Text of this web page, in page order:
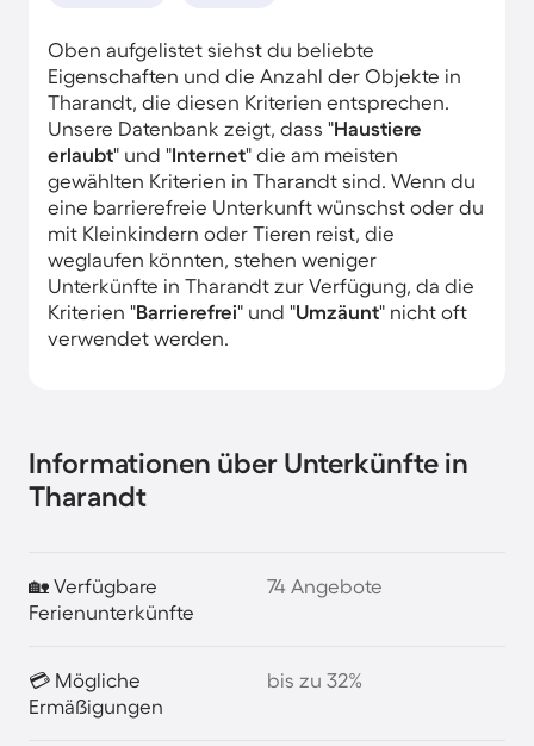
Oben aufgelistet siehst du beliebte
Eigenschaften und die Anzahl der Objekte in
Tharandt, die diesen Kriterien entsprechen.
Unsere Datenbank zeigt, dass "Haustiere
erlaubt" und "Internet" die am meisten
gewählten Kriterien in Tharandt sind. Wenn du
eine barrierefreie Unterkunft wünschst oder du
mit Kleinkindern oder Tieren reist, die
weglaufen könnten, stehen weniger
Unterkünfte in Tharandt zur Verfügung, da die
Kriterien "Barrierefrei" und "Umzäunt" nicht oft
verwendet werden.
Informationen über Unterkünfte in
Tharandt
🏡 Verfügbare
Ferienunterkünfte
74 Angebote
💳 Mögliche
Ermäßigungen
bis zu 32%